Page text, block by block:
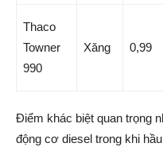
Thaco
Towner
990
Xăng 0,99
Điểm khác biệt quan trọng
động cơ diesel trong khi